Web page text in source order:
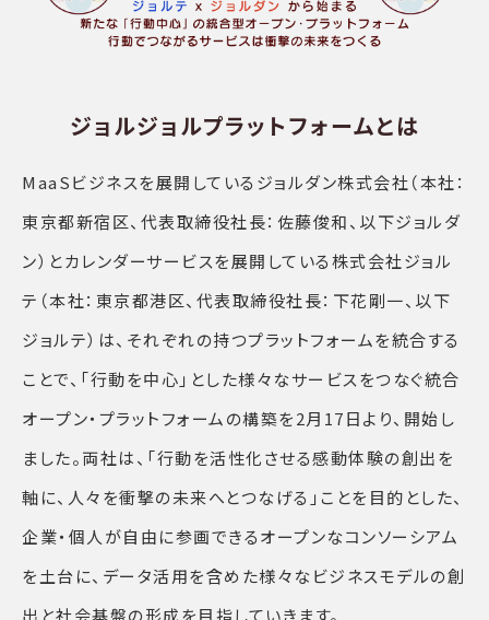
ジョルジョルプラットフォームとは
MaaSビジネスを展開しているジョルダン株式会社（本社：
東京都新宿区、代表取締役社長：佐藤俊和、以下ジョルダ
ン）とカレンダーサービスを展開している株式会社ジョル
テ（本社：東京都港区、代表取締役社長：下花剛一、以下
ジョルテ）は、それぞれの持つプラットフォームを統合する
ことで、「行動を中心」とした様々なサービスをつなぐ統合
オープン・プラットフォームの構築を2月17日より、開始し
ました。両社は、「行動を活性化させる感動体験の創出を
軸に、人々を衝撃の未来へとつなげる」ことを目的とした、
企業・個人が自由に参画できるオープンなコンソーシアム
を土台に、データ活用を含めた様々なビジネスモデルの創
出と社会基盤の形成を目指していきます。